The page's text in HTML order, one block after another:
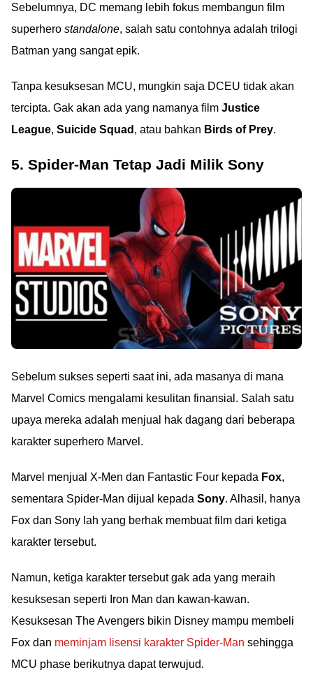
Sebelumnya, DC memang lebih fokus membangun film
superhero standalone, salah satu contohnya adalah trilogi
Batman yang sangat epik.
Tanpa kesuksesan MCU, mungkin saja DCEU tidak akan
tercipta. Gak akan ada yang namanya film Justice
League, Suicide Squad , atau bahkan Birds of Prey.
5. Spider-Man Tetap Jadi Milik Sony
Sebelum sukses seperti saat ini, ada masanya di mana
Marvel Comics mengalami kesulitan finansial. Salah satu
upaya mereka adalah menjual hak dagang dari beberapa
karakter superhero Marvel.
Marvel menjual X-Men dan Fantastic Four kepada Fox,
sementara Spider-Man dijual kepada Sony. Alhasil, hanya
Fox dan Sony lah yang berhak membuat film dari ketiga
karakter tersebut.
Namun, ketiga karakter tersebut gak ada yang meraih
kesuksesan seperti Iron Man dan kawan-kawan.
Kesuksesan The Avengers bikin Disney mampu membeli
Fox dan meminjam lisensi karakter Spider-Man sehingga
MCU phase berikutnya dapat terwujud.